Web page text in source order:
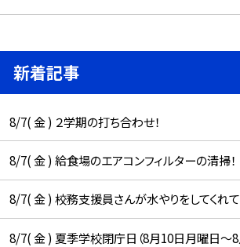
新着記事
8/7( 金 ) ２学期の打ち合わせ！
8/7( 金 ) 給食場のエアコンフィルターの清掃！
8/7( 金 ) 校務支援員さんが水やりをしてくれて
8/7( 金 ) 夏季学校閉庁日（8月10日月曜日～8